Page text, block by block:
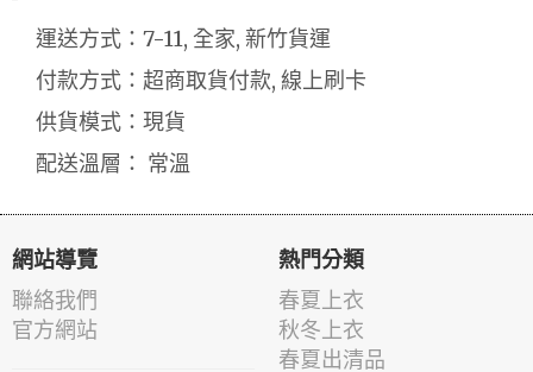
運送方式：7-11, 全家, 新竹貨運
付款方式：超商取貨付款, 線上刷卡
供貨模式：現貨
配送溫層： 常溫
網站導覽
聯絡我們
官方網站
熱門分類
春夏上衣
秋冬上衣
春夏出清品